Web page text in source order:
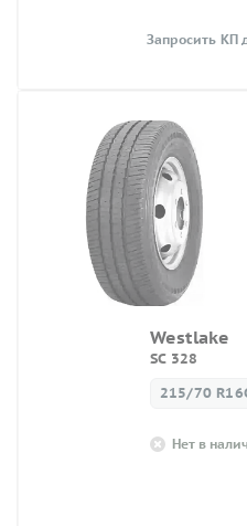
Запросить КП
Westlake
SC 328
215/70
Нет в